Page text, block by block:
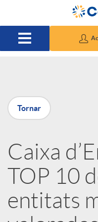
Salta al contingut principal
P
u
b
Tornar
Caixa
TOP 10
entitats